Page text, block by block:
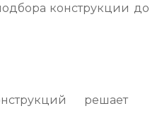
конструкции до
решает